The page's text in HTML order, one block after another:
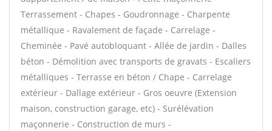
Terrassement - Chapes - Goudronnage - Charpente
métallique - Ravalement de façade - Carrelage -
Cheminée - Pavé autobloquant - Allée de jardin - Dalles
béton - Démolition avec transports de gravats - Escaliers
métalliques - Terrasse en béton / Chape - Carrelage
extérieur - Dallage extérieur - Gros oeuvre (Extension
maison, construction garage, etc) - Surélévation
maçonnerie - Construction de murs -